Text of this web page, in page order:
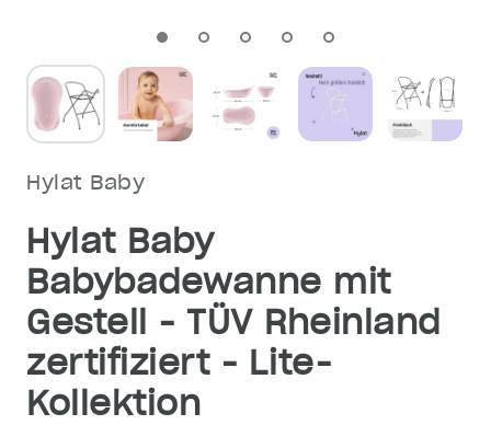
Hylat Baby
Hylat Baby
Babybadewanne mit
Gestell - TÜV Rheinland
zertifiziert - Lite-
Kollektion